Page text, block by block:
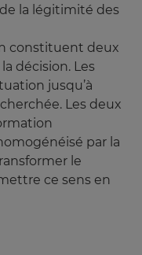
la légitimité des
constituent deux
décision. Les
jusqu’à
Les deux
par la
le
ce sens en